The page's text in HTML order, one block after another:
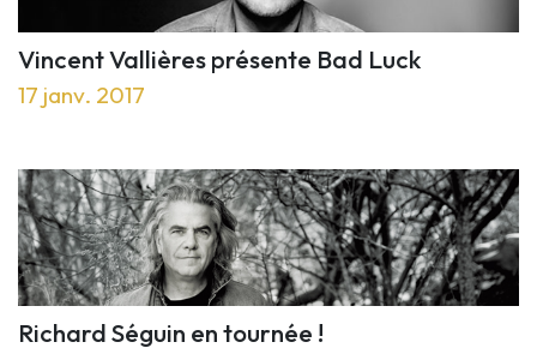
Vincent Vallières présente Bad Luck
17 janv. 2017
Richard Séguin en tournée !